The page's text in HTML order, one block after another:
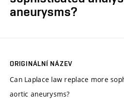
aneurysms?
ORIGINÁLNÍ NÁZEV
Can Laplace law replace more
aortic aneurysms?